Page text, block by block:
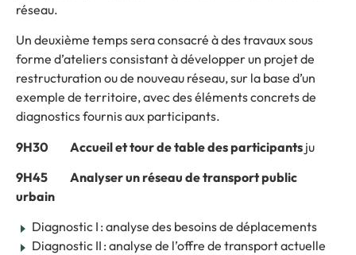
réseau.
Un deuxième temps sera consacré à des travaux sous
forme d’ateliers consistant à développer un projet de
restructuration ou de nouveau réseau, sur la base d’un
exemple de territoire, avec des éléments concrets de
diagnostics fournis aux participants.
9H30 Accueil et tour de table des participants ju
9H45 Analyser un réseau de transport public
urbain
Diagnostic I : analyse des besoins de déplacements
Diagnostic II : analyse de l’offre de transport actuelle